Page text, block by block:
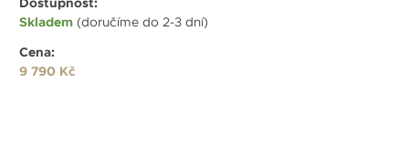
Skladem (doručíme do 2-3 dní)
Cena:
9 790 Kč